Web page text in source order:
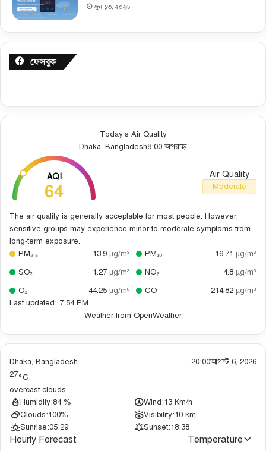
জুন ১৩, ২০২৬
ফেসবুক
Today’s Air Quality
Dhaka, Bangladesh8:00 অপরাহ্ন
AQI
64
Air Quality
Moderate
The air quality is generally acceptable for most people. However,
sensitive groups may experience minor to moderate symptoms from
long-term exposure.
PM₂.₅
13.9 µg/m³ PM₁₀ 16.71 µg/m³
SO₂
1.27 µg/m³ NO₂ 4.8 µg/m³
O₃
44.25 µg/m³ CO 214.82 µg/m³
Last updated: 7:54 PM
Weather from OpenWeather
Dhaka, Bangladesh 20:00আগস্ট 6, 2026
27°C
overcast clouds
Humidity:84 % Wind:13 Km/h
Clouds:100% Visibility:10 km
Sunrise:05:29 Sunset:18:38
Hourly Forecast Temperature